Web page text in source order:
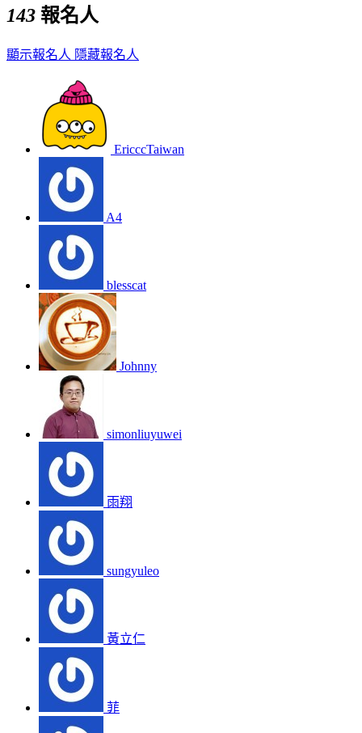
143 報名人
顯示報名人 隱藏報名人
EricccTaiwan
A4
blesscat
Johnny
simonliuyuwei
雨翔
sungyuleo
黃立仁
菲